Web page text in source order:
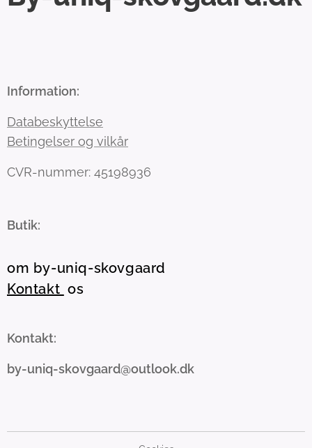
Information:
Databeskyttelse
Betingelser og vilkår
CVR-nummer: 45198936
Butik:
om by-uniq-skovgaard
Kontakt os
Kontakt:
by-uniq-skovgaard@outlook.dk